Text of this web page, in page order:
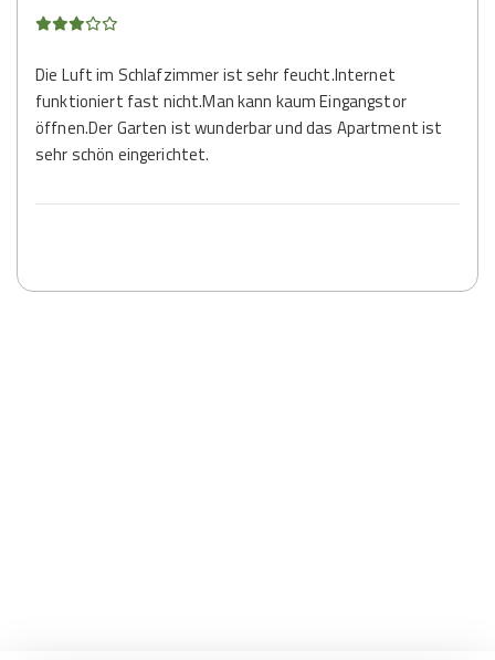
Die Luft im Schlafzimmer ist sehr feucht.Internet
funktioniert fast nicht.Man kann kaum Eingangstor
öffnen.Der Garten ist wunderbar und das Apartment ist
sehr schön eingerichtet.